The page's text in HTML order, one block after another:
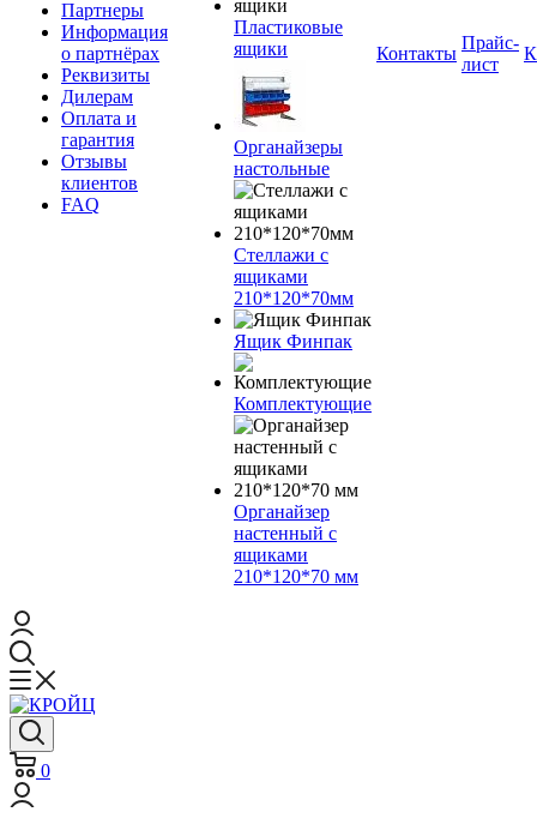
Партнеры
Информация
о партнёрах
Реквизиты
Дилерам
Оплата и
гарантия
Отзывы
клиентов
FAQ
Пластиковые
ящики
Органайзеры
настольные
Стеллажи с
ящиками
210*120*70мм
Ящик Финпак
Комплектующие
Органайзер
настенный с
ящиками
210*120*70 мм
Контакты
Прайс-
лист
0